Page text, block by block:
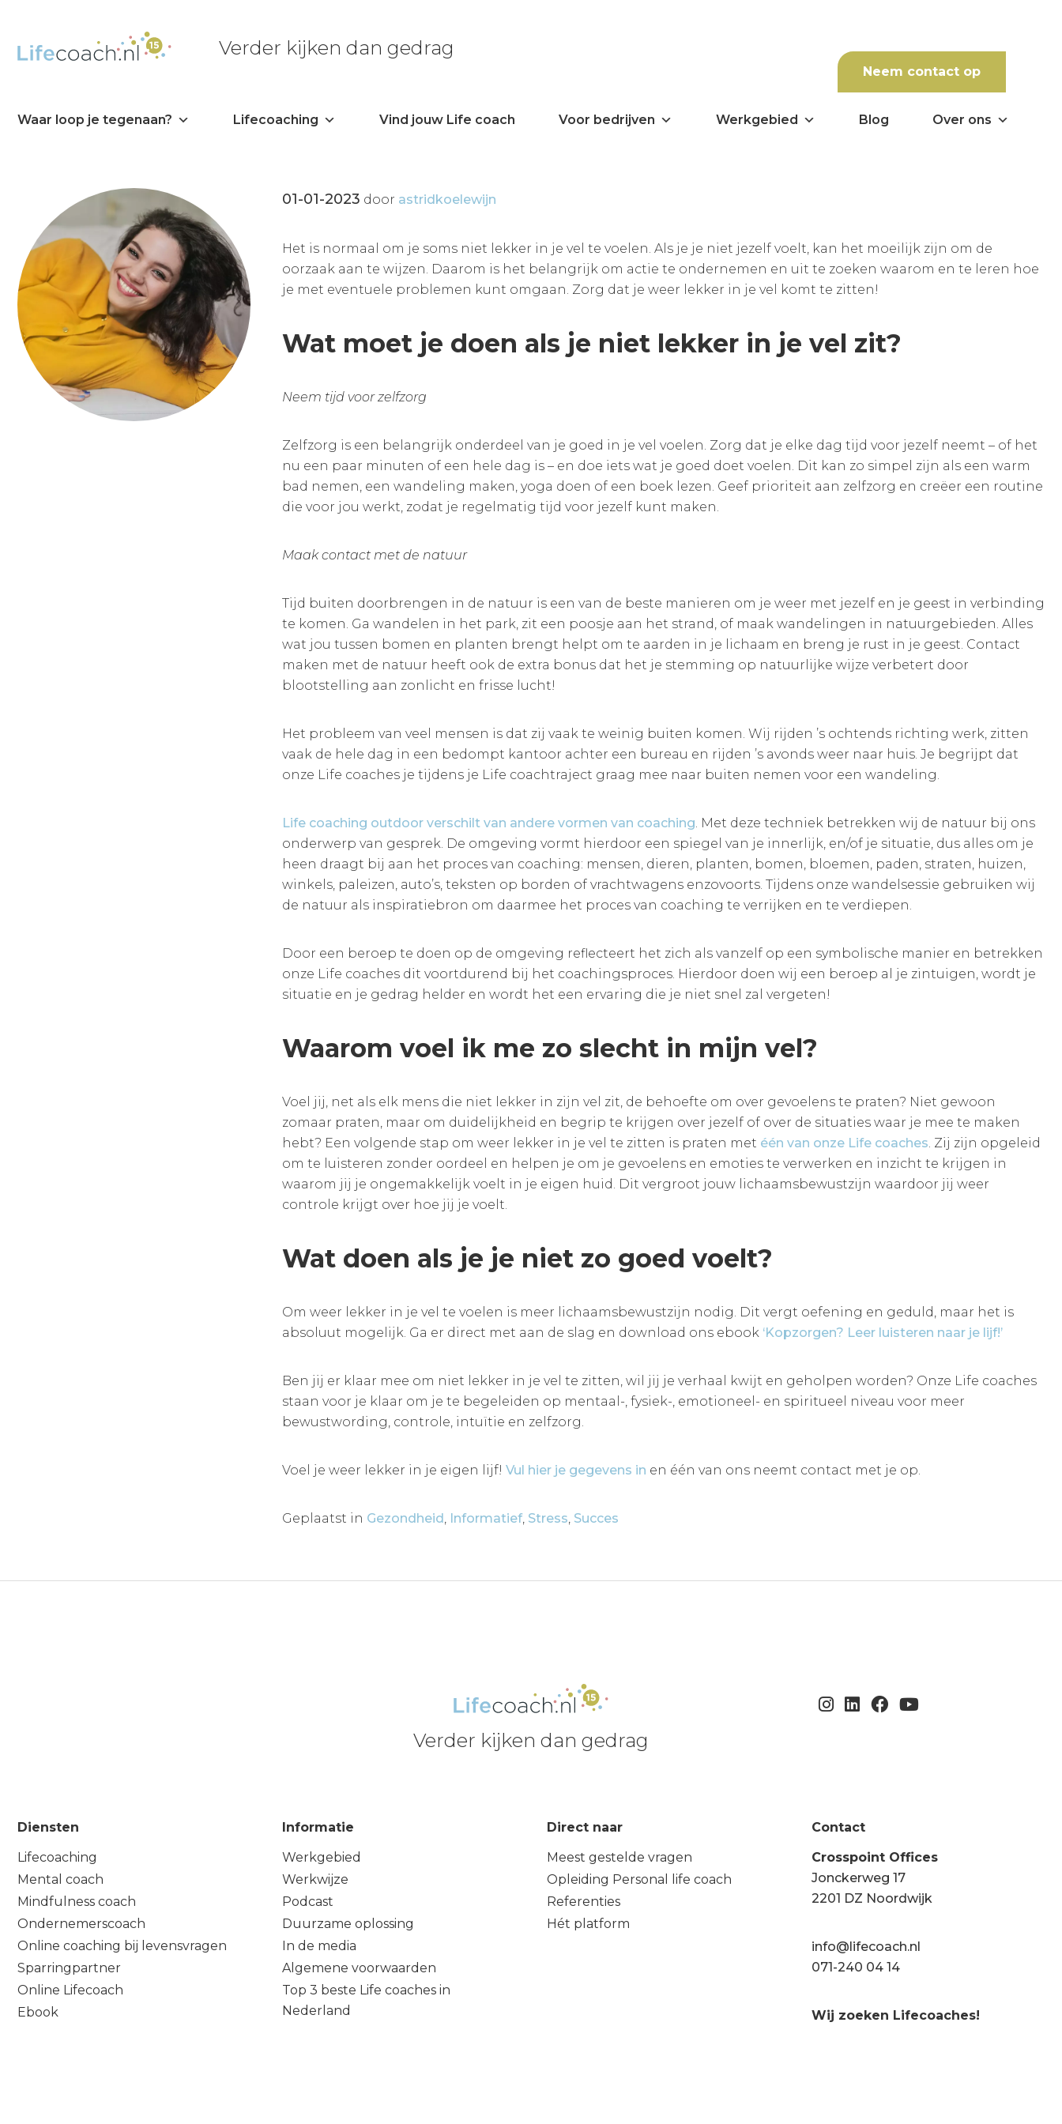
Verder kijken dan gedrag
Neem contact op
Waar loop je tegenaan? Lifecoaching Vind jouw Life coach Voor bedrijven Werkgebied Blog Over ons
01-01-2023 door astridkoelewijn
Het is normaal om je soms niet lekker in je vel te voelen. Als je je niet jezelf voelt, kan het moeilijk zijn om de
oorzaak aan te wijzen. Daarom is het belangrijk om actie te ondernemen en uit te zoeken waarom en te leren hoe
je met eventuele problemen kunt omgaan. Zorg dat je weer lekker in je vel komt te zitten!
Wat moet je doen als je niet lekker in je vel zit?
Neem tijd voor zelfzorg
Zelfzorg is een belangrijk onderdeel van je goed in je vel voelen. Zorg dat je elke dag tijd voor jezelf neemt – of het
nu een paar minuten of een hele dag is – en doe iets wat je goed doet voelen. Dit kan zo simpel zijn als een warm
bad nemen, een wandeling maken, yoga doen of een boek lezen. Geef prioriteit aan zelfzorg en creëer een routine
die voor jou werkt, zodat je regelmatig tijd voor jezelf kunt maken.
Maak contact met de natuur
Tijd buiten doorbrengen in de natuur is een van de beste manieren om je weer met jezelf en je geest in verbinding
te komen. Ga wandelen in het park, zit een poosje aan het strand, of maak wandelingen in natuurgebieden. Alles
wat jou tussen bomen en planten brengt helpt om te aarden in je lichaam en breng je rust in je geest. Contact
maken met de natuur heeft ook de extra bonus dat het je stemming op natuurlijke wijze verbetert door
blootstelling aan zonlicht en frisse lucht!
Het probleem van veel mensen is dat zij vaak te weinig buiten komen. Wij rijden ’s ochtends richting werk, zitten
vaak de hele dag in een bedompt kantoor achter een bureau en rijden ’s avonds weer naar huis. Je begrijpt dat
onze Life coaches je tijdens je Life coachtraject graag mee naar buiten nemen voor een wandeling.
Life coaching outdoor verschilt van andere vormen van coaching. Met deze techniek betrekken wij de natuur bij ons
onderwerp van gesprek. De omgeving vormt hierdoor een spiegel van je innerlijk, en/of je situatie, dus alles om je
heen draagt bij aan het proces van coaching: mensen, dieren, planten, bomen, bloemen, paden, straten, huizen,
winkels, paleizen, auto’s, teksten op borden of vrachtwagens enzovoorts. Tijdens onze wandelsessie gebruiken wij
de natuur als inspiratiebron om daarmee het proces van coaching te verrijken en te verdiepen.
Door een beroep te doen op de omgeving reflecteert het zich als vanzelf op een symbolische manier en betrekken
onze Life coaches dit voortdurend bij het coachingsproces. Hierdoor doen wij een beroep al je zintuigen, wordt je
situatie en je gedrag helder en wordt het een ervaring die je niet snel zal vergeten!
Waarom voel ik me zo slecht in mijn vel?
Voel jij, net als elk mens die niet lekker in zijn vel zit, de behoefte om over gevoelens te praten? Niet gewoon
zomaar praten, maar om duidelijkheid en begrip te krijgen over jezelf of over de situaties waar je mee te maken
hebt? Een volgende stap om weer lekker in je vel te zitten is praten met één van onze Life coaches. Zij zijn opgeleid
om te luisteren zonder oordeel en helpen je om je gevoelens en emoties te verwerken en inzicht te krijgen in
waarom jij je ongemakkelijk voelt in je eigen huid. Dit vergroot jouw lichaamsbewustzijn waardoor jij weer
controle krijgt over hoe jij je voelt.
Wat doen als je je niet zo goed voelt?
Om weer lekker in je vel te voelen is meer lichaamsbewustzijn nodig. Dit vergt oefening en geduld, maar het is
absoluut mogelijk. Ga er direct met aan de slag en download ons ebook ‘Kopzorgen? Leer luisteren naar je lijf!’
Ben jij er klaar mee om niet lekker in je vel te zitten, wil jij je verhaal kwijt en geholpen worden? Onze Life coaches
staan voor je klaar om je te begeleiden op mentaal-, fysiek-, emotioneel- en spiritueel niveau voor meer
bewustwording, controle, intuïtie en zelfzorg.
Voel je weer lekker in je eigen lijf! Vul hier je gegevens in en één van ons neemt contact met je op.
Geplaatst in Gezondheid, Informatief, Stress, Succes
Verder kijken dan gedrag
Diensten
Lifecoaching
Mental coach
Mindfulness coach
Ondernemerscoach
Online coaching bij levensvragen
Sparringpartner
Online Lifecoach
Ebook
Informatie
Werkgebied
Werkwijze
Podcast
Duurzame oplossing
In de media
Algemene voorwaarden
Top 3 beste Life coaches in
Nederland
Direct naar
Meest gestelde vragen
Opleiding Personal life coach
Referenties
Hét platform
Contact
Crosspoint Offices
Jonckerweg 17
2201 DZ Noordwijk
info@lifecoach.nl
071-240 04 14
Wij zoeken Lifecoaches!